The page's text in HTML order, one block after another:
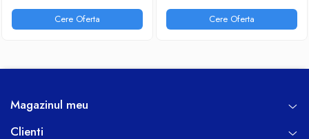
Cere Oferta Cere Oferta
Magazinul meu
Clienti